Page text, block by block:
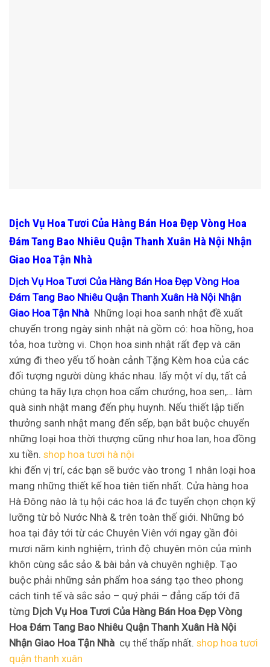
Dịch Vụ Hoa Tươi Của Hàng Bán Hoa Đẹp Vòng Hoa
Đám Tang Bao Nhiêu Quận Thanh Xuân Hà Nội Nhận
Giao Hoa Tận Nhà
Dịch Vụ Hoa Tươi Của Hàng Bán Hoa Đẹp Vòng Hoa
Đám Tang Bao Nhiêu Quận Thanh Xuân Hà Nội Nhận
Giao Hoa Tận Nhà Những loại hoa sanh nhật đề xuất
chuyển trong ngày sinh nhật nà gồm có: hoa hồng, hoa
tỏa, hoa tường vi. Chọn hoa sinh nhật rất đẹp và cân
xứng đi theo yếu tố hoàn cảnh Tặng Kèm hoa của các
đối tượng người dùng khác nhau. lấy một ví dụ, tất cả
chúng ta hãy lựa chọn hoa cẩm chướng, hoa sen,… làm
quà sinh nhật mang đến phụ huynh. Nếu thiết lập tiến
thưởng sanh nhật mang đến sếp, bạn bắt buộc chuyển
những loại hoa thời thượng cũng như hoa lan, hoa đồng
xu tiền. shop hoa tươi hà nội
khi đến vị trí, các bạn sẽ bước vào trong 1 nhân loại hoa
mang những thiết kế hoa tiên tiến nhất. Cửa hàng hoa
Hà Đông nào là tụ hội các hoa lá đc tuyển chọn chọn kỹ
lưỡng từ bỏ Nước Nhà & trên toàn thế giới. Những bó
hoa tại đây tới từ các Chuyên Viên với ngay gần đôi
mươi năm kinh nghiệm, trình độ chuyên môn của mình
khôn cùng sắc sảo & bài bản và chuyên nghiệp. Tạo
buộc phải những sản phẩm hoa sáng tạo theo phong
cách tinh tế và sắc sảo – quý phái – đẳng cấp tới đã
từng Dịch Vụ Hoa Tươi Của Hàng Bán Hoa Đẹp Vòng
Hoa Đám Tang Bao Nhiêu Quận Thanh Xuân Hà Nội
Nhận Giao Hoa Tận Nhà cụ thể thấp nhất. shop hoa tươi
quận thanh xuân